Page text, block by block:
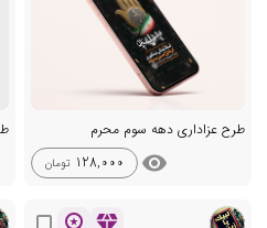
طرح عزاداری دهه سوم محرم
visibility
128,000 تومان